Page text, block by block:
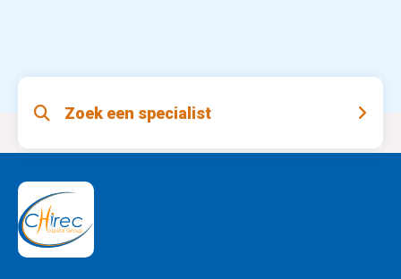
Zoek een specialist